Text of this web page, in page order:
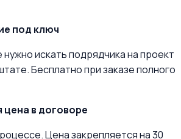
под ключ
искать подрядчика на проект
Бесплатно при заказе полного
в договоре
Цена закрепляется на 30